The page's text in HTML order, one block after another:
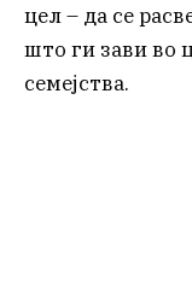
цел – да се
што ги зави во
семејства.